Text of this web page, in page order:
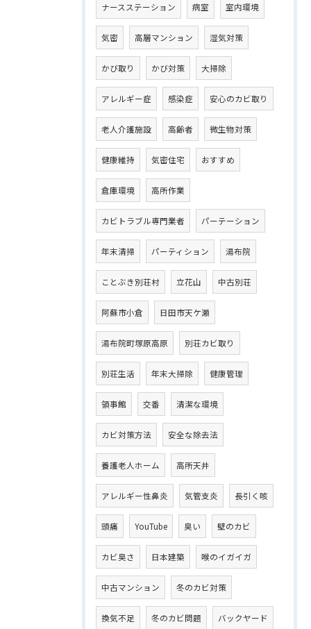
ナースステーション 病室 室内環境
気密 高層マンション 湿気対策
かび取り かび対策 大掃除
アレルギー症 感染症 安心のカビ取り
老人介護施設 高齢者 微生物対策
健康維持 気密住宅 おすすめ
倉庫環境 高所作業
カビトラブル専門業者 パーテーション
年末清掃 パーティション 湯布院
ことぶき別荘村 立花山 中古別荘
阿蘇市小倉 日田市天ケ瀬
湯布院町塚原高原 別荘カビ取り
別荘生活 年末大掃除 健康管理
領事館 交番 清潔な環境
カビ対策方法 安全な除去法
養護老人ホーム 高所天井
アレルギー性鼻炎 気管支炎 長引く咳
頭痛 YouTube 臭い 壁のカビ
カビ臭さ 日本建築 喉のイガイガ
中古マンション 冬のカビ対策
換気不足 冬のカビ問題 バックヤード